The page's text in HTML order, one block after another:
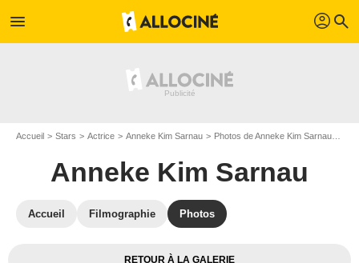
menu profil search
Accueil Stars Actrice Anneke Kim Sarnau Photos de Anneke Kim Sarnau
Anneke Kim Sarnau
Accueil Filmographie Photos
RETOUR À LA GALERIE